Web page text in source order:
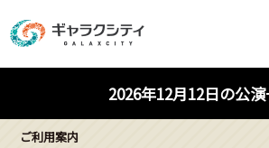
施設案内
西新井
文化ホール
ギャラクシティとは
2026年12月12日の公
ご利用案内